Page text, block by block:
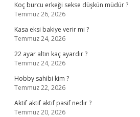
Koç burcu erkeği sekse düşkün müdür ?
Temmuz 26, 2026
Kasa eksi bakiye verir mi ?
Temmuz 24, 2026
22 ayar altın kaç ayardır ?
Temmuz 24, 2026
Hobby sahibi kim ?
Temmuz 22, 2026
Aktif aktif aktif pasif nedir ?
Temmuz 20, 2026